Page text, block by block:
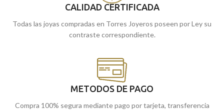
tiendas de Málaga y Melilla, o si lo
casa.
tiendas de Málaga y Melilla, o si lo
casa.
CALIDAD CERTIFICADA
Todas las joyas compradas en Torres Joyeros poseen por Ley su
contraste correspondiente.
METODOS DE PAGO
Compra 100% segura mediante pago por tarjeta, transferencia